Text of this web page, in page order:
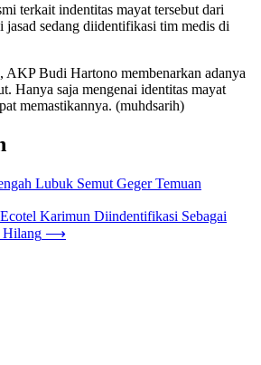
terkait indentitas mayat tersebut dari
jasad sedang diidentifikasi tim medis di
AKP Budi Hartono membenarkan adanya
Hanya saja mengenai identitas mayat
memastikannya. (muhdsarih)
Lubuk Semut Geger Temuan
Karimun Diindentifikasi Sebagai
Hilang ⟶